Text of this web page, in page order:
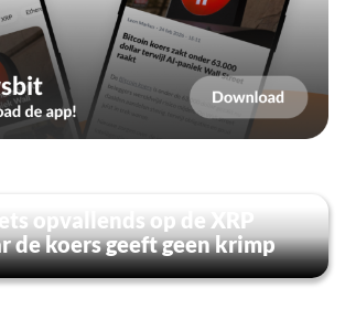
opvallends op de XRP
de koers geeft geen krimp